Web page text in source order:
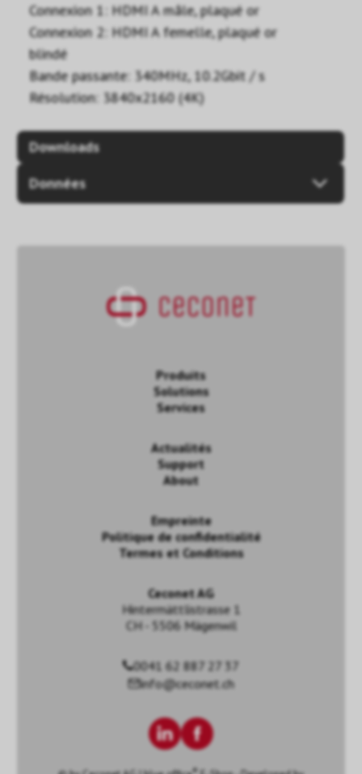
Connexion 1: HDMI A mâle, plaqué or
Connexion 2: HDMI A femelle, plaqué or
blindé
Bande passante: 340MHz, 10.2Gbit / s
Résolution: 3840x2160 (4K)
Downloads
Données
Produits
Solutions
Services
Actualités
Support
About
Empreinte
Politique de confidentialité
Termes et Conditions
Ceconet AG
Hintermättlistrasse 1
CH - 5506 Mägenwil
0041 62 887 27 37
info@ceconet.ch
®